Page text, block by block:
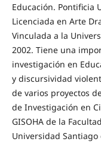
Educación. Pontificia
Licenciada en Arte
Vinculada a la
2002. Tiene una
investigación en
y discursividad
de varios proyectos
de Investigación en
GISOHA de la
Universidad Santiago